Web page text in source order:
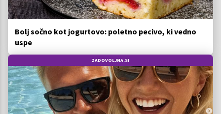
Bolj sočno kot jogurtovo: poletno pecivo, ki vedno
uspe
ZADOVOLJNA.SI